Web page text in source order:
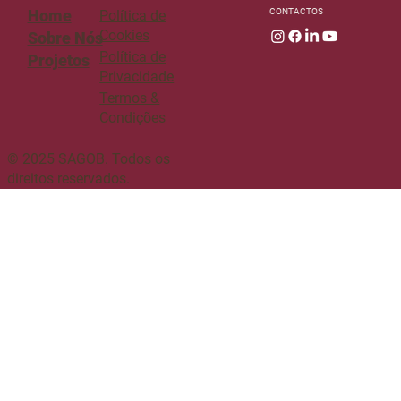
Home
Sobre Nós
Projetos
Política de
Cookies
Política de
Privacidade
Termos &
Condições
CONTACTOS
© 2025 SAGOB. Todos os
direitos reservados.